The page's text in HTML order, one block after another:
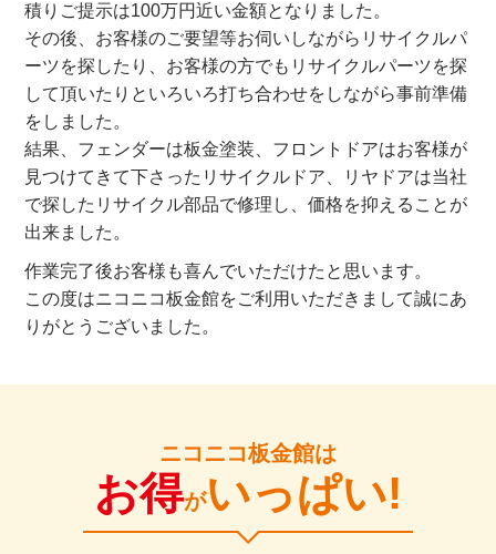
積りご提示は100万円近い金額となりました。
その後、お客様のご要望等お伺いしながらリサイクルパ
ーツを探したり、お客様の方でもリサイクルパーツを探
して頂いたりといろいろ打ち合わせをしながら事前準備
をしました。
結果、フェンダーは板金塗装、フロントドアはお客様が
見つけてきて下さったリサイクルドア、リヤドアは当社
で探したリサイクル部品で修理し、価格を抑えることが
出来ました。
作業完了後お客様も喜んでいただけたと思います。
この度はニコニコ板金館をご利用いただきまして誠にあ
りがとうございました。
ニコニコ板金館は
お得がいっぱい!